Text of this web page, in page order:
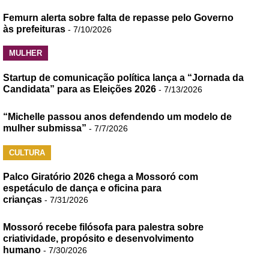
Femurn alerta sobre falta de repasse pelo Governo
às prefeituras - 7/10/2026
MULHER
Startup de comunicação política lança a “Jornada da
Candidata” para as Eleições 2026 - 7/13/2026
“Michelle passou anos defendendo um modelo de
mulher submissa” - 7/7/2026
CULTURA
Palco Giratório 2026 chega a Mossoró com
espetáculo de dança e oficina para
crianças - 7/31/2026
Mossoró recebe filósofa para palestra sobre
criatividade, propósito e desenvolvimento
humano - 7/30/2026